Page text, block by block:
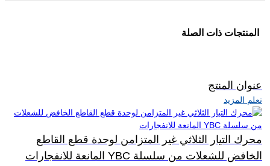
المنتجات ذات الصلة
عنوان المنتج
تعلم المزيد
محرك التيار الثلاثي غير المتزامن لوحدة قطع القاطع
الخافض للشعلات من سلسلة YBC المانعة للانفجارات